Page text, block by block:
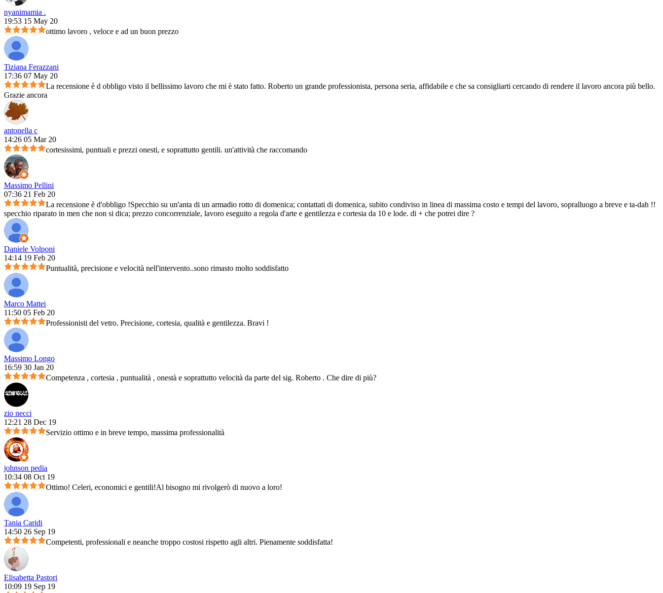
nyanimamia .
19:53 15 May 20
ottimo lavoro , veloce e ad un buon prezzo
Tiziana Ferazzani
17:36 07 May 20
La recensione è d obbligo visto il bellissimo lavoro che mi è stato fatto. Roberto un grande professionista, persona seria, affidabile e che sa consigliarti cercando di rendere il lavoro ancora più bello.
Grazie ancora
antonella c
14:26 05 Mar 20
cortesissimi, puntuali e prezzi onesti, e soprattutto gentili. un'attività che raccomando
Massimo Pellini
07:36 21 Feb 20
La recensione è d'obbligo !Specchio su un'anta di un armadio rotto di domenica; contattati di domenica, subito condiviso in linea di massima costo e tempi del lavoro, sopralluogo a breve e ta-dah !!
specchio riparato in men che non si dica; prezzo concorrenziale, lavoro eseguito a regola d'arte e gentilezza e cortesia da 10 e lode. di + che potrei dire ?
Daniele Volponi
14:14 19 Feb 20
Puntualità, precisione e velocità nell'intervento..sono rimasto molto soddisfatto
Marco Mattei
11:50 05 Feb 20
Professionisti del vetro. Precisione, cortesia, qualità e gentilezza. Bravi !
Massimo Longo
16:59 30 Jan 20
Competenza , cortesia , puntualità , onestà e soprattutto velocità da parte del sig. Roberto . Che dire di più?
zio necci
12:21 28 Dec 19
Servizio ottimo e in breve tempo, massima professionalità
johnson pedia
10:34 08 Oct 19
Ottimo! Celeri, economici e gentili!Al bisogno mi rivolgerò di nuovo a loro!
Tania Caridi
14:50 26 Sep 19
Competenti, professionali e neanche troppo costosi rispetto agli altri. Pienamente soddisfatta!
Elisabetta Pastori
10:09 19 Sep 19